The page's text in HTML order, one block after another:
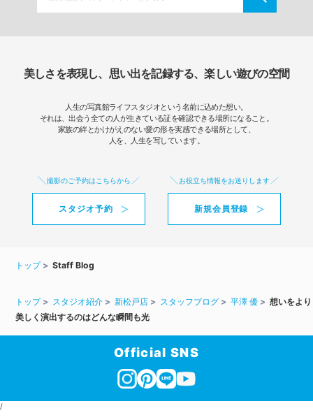
美しさを表現し、思い出を記録する、楽しい遊びの空間
人生の写真館ライフスタジオという名前に込めた想い。
それは、出会う全ての人が生きている証を確認できる場所になること。
家族の絆とかけがえのない愛の形を実感できる場所として、
人を、人生を写しています。
撮影のご予約はこちらから
スタジオ予約
お役立ち情報をお送りします
新規会員登録
トップ Staff Blog
トップ スタジオ紹介 新松戸店 スタッフブログ 平澤 優
想いをより
美しく演出するのはどんな瞬間も光
Official SNS
/